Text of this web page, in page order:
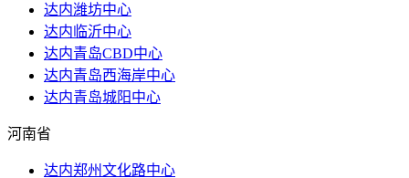
达内潍坊中心
达内临沂中心
达内青岛CBD中心
达内青岛西海岸中心
达内青岛城阳中心
河南省
达内郑州文化路中心